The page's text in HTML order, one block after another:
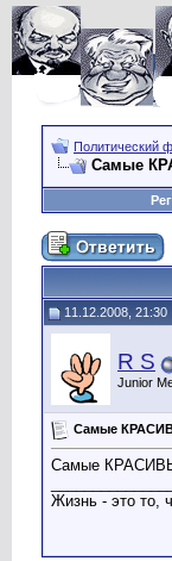
Политический
Самые
11.12.2008, 21:30
R S
Junior
Самые
Самые
Жизнь - это то,